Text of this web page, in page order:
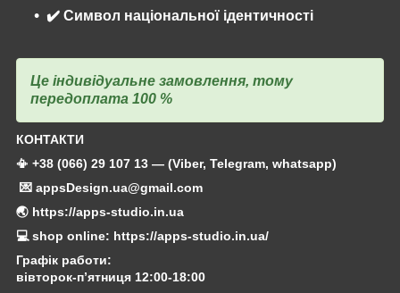
✔️ Символ національної ідентичності
Це індивідуальне замовлення, тому
передоплата 100 %
КОНТАКТИ
📳 +38 (066) 29 107 13 — (Viber, Telegram, whatsapp)
💌 appsDesign.ua@gmail.com
🌏 https://apps-studio.in.ua
💻 shop online: https://apps-studio.in.ua/
Графік работи:
вівторок-п’ятниця 12:00-18:00